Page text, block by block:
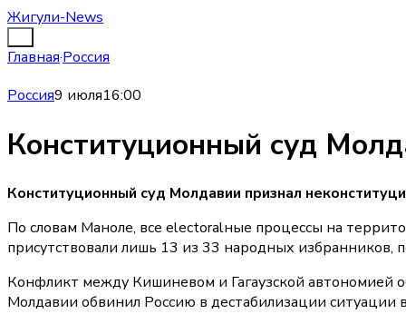
Жигули-News
Главная·Россия
Россия9 июля16:00
Конституционный суд
Конституционный суд Молдавии признал
По словам Маноле, все electoralные процессы на
присутствовали лишь 13 из 33 народных избранников,
Конфликт между Кишиневом и Гагаузской автономией
Молдавии обвинил Россию в дестабилизации ситуации